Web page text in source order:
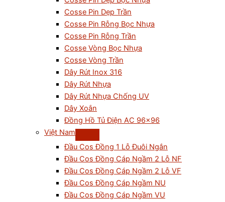
Cosse Pin Dẹp Trần
Cosse Pin Rỗng Bọc Nhựa
Cosse Pin Rỗng Trần
Cosse Vòng Bọc Nhựa
Cosse Vòng Trần
Dây Rút Inox 316
Dây Rút Nhựa
Dây Rút Nhựa Chống UV
Dây Xoắn
Đồng Hồ Tủ Điện AC 96×96
Việt Nam
Đầu Cos Đồng 1 Lỗ Đuôi Ngắn
Đầu Cos Đồng Cáp Ngầm 2 Lỗ NF
Đầu Cos Đồng Cáp Ngầm 2 Lỗ VF
Đầu Cos Đồng Cáp Ngầm NU
Đầu Cos Đồng Cáp Ngầm VU